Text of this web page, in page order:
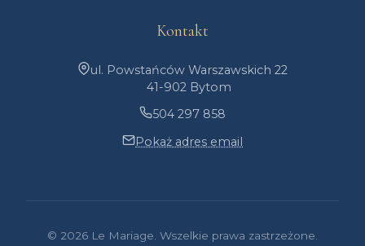
Kontakt
ul. Powstańców Warszawskich 22
41-902 Bytom
504 297 858
Pokaż adres email
© 2026 Le Mariage. Wszelkie prawa zastrzeżone.